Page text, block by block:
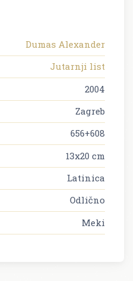
Dumas Alexander
Jutarnji list
2004
Zagreb
656+608
13x20 cm
Latinica
Odlično
Meki